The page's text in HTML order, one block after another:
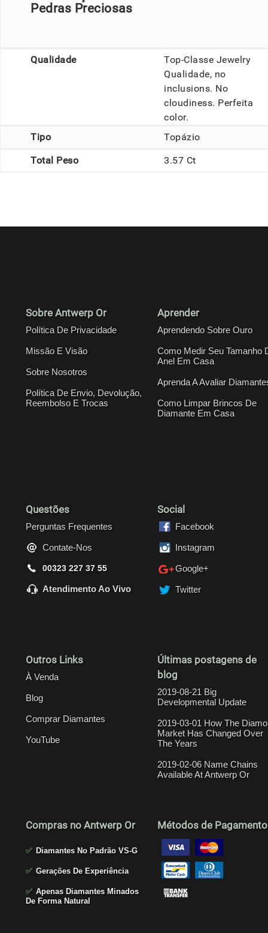
Pedras Preciosas
Qualidade
Top-Classe Jewelry
Qualidade, no
inclusions. No
cloudiness. Perfeita
color.
Tipo
Topázio
Total Peso 3.57 Ct
Sobre Antwerp Or
Política De Privacidade
Missão E Visão
Sobre Nosotros
Política De Envio, Devolução,
Reembolso E Trocas
Aprender
Aprendendo Sobre Ouro
Como Medir Seu Tamanho
Anel Em Casa
Aprenda A Avaliar
Como Limpar Brincos De
Diamante Em Casa
Questões
Perguntas Frequentes
Contate-Nos
00323 227 37 55
Atendimento Ao Vivo
Social
Facebook
Instagram
Google+
Twitter
Outros Links
À Venda
Blog
Comprar Diamantes
YouTube
Últimas postagens de
blog
2019-08-21 Big
Developmental Update
2019-03-01 How The
Market Has Changed Over
The Years
2019-02-06 Name Chains
Available At Antwerp Or
Compras no Antwerp Or
✅ Diamantes No Padrão VS-G
✅ Gerações De Experiência
✅ Apenas Diamantes Minados
De Forma Natural
Métodos de Pagamento